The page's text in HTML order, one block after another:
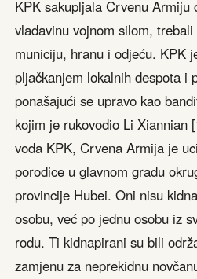
KPK sakupljala Crvenu Armiju
vladavinu vojnom silom,
municiju, hranu i odjeću. KPK
pljačkanjem lokalnih despota i
ponašajući se upravo kao
kojim je rukovodio Li Xiannian
vođa KPK, Crvena Armija je
porodice u glavnom gradu
provincije Hubei. Oni nisu
osobu, već po jednu osobu iz
rodu. Ti kidnapirani su bili
zamjenu za neprekidnu